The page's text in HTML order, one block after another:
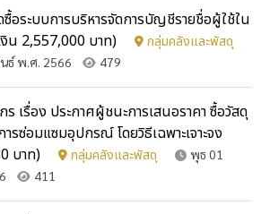
ซื้อระบบการบริหารจัดการบัญชีรายชื่อผู้ใช้ใน
น 2,557,000 บาท)
กลุ่มคลังและพัสดุ
ธ์ พ.ศ. 2566 479
เรื่อง ประกาศผู้ชนะการเสนอราคา ซื้อวัสดุ
รซ่อมแซมอุปกรณ์ โดยวิธีเฉพาะเจาะจง
บาท)
กลุ่มคลังและพัสดุ
พุธ 01
411